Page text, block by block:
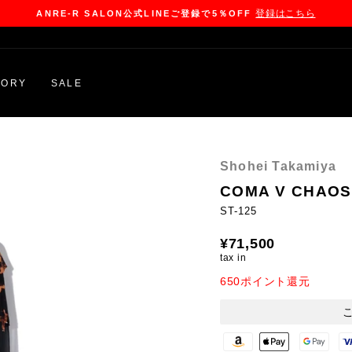
Pause
ANRE-R SALON公式LINEご登録で5％OFF 登録はこちら
SALE
Shohei Takamiya
COMA V
ST-125
Regular
price
¥71,500
tax in
650ポイント還元